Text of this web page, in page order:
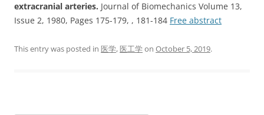
extracranial arteries. Journal of Biomechanics Volume 13,
Issue 2, 1980, Pages 175-179, , 181-184 Free abstract
This entry was posted in 医学,医工学on October 5, 2019.